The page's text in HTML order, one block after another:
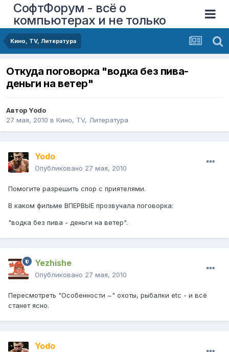
СофтФорум - всё о
компьютерах и не только
Кино, TV, Литература
Откуда поговорка "водка без пива-
деньги на ветер"
АвторYodo
27 мая, 2010 в Кино, TV, Литература
Yodo
Опубликовано 27 мая, 2010
Помогите разрешить спор с приятелями.
В каком фильме ВПЕРВЫЕ прозвучала поговорка:
"водка без пива - деньги на ветер".
Yezhishe
Опубликовано 27 мая, 2010
Пересмотреть "Особенности ~" охоты, рыбалки etc - и всё
станет ясно.
Yodo